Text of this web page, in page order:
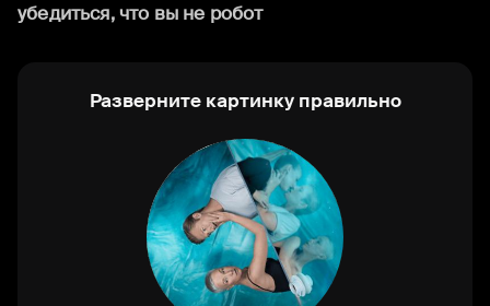
убедиться, что вы не робот
Разверните картинку правильно